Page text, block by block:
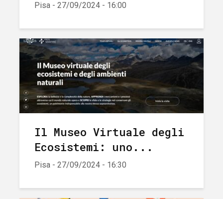
Pisa - 27/09/2024 - 16:00
Il Museo Virtuale degli
Ecosistemi: uno...
Pisa - 27/09/2024 - 16:30